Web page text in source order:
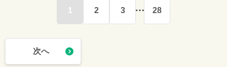
1 2 3 28
次へ